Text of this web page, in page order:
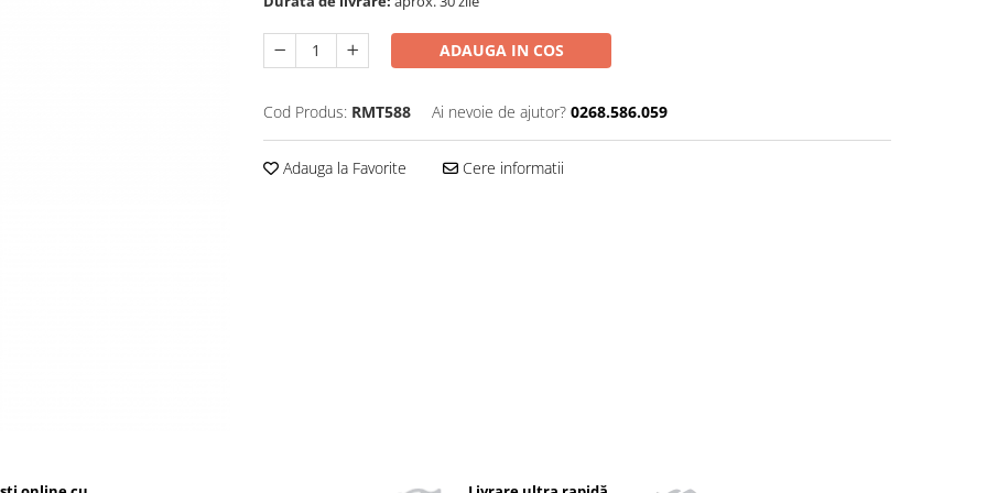
ADAUGA IN COS
Cod Produs: RMT588 Ai nevoie de ajutor? 0268.586.059
Adauga la Favorite Cere informatii